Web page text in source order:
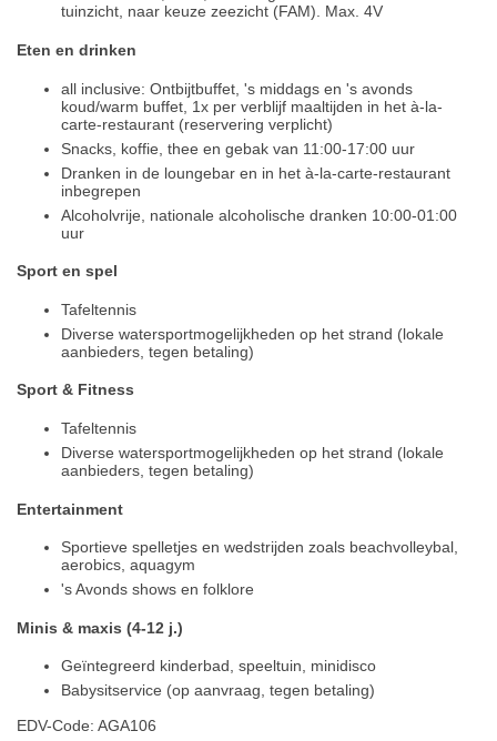
tuinzicht, naar keuze zeezicht (FAM). Max. 4V
Eten en drinken
all inclusive: Ontbijtbuffet, 's middags en 's avonds
koud/warm buffet, 1x per verblijf maaltijden in het à-la-
carte-restaurant (reservering verplicht)
Snacks, koffie, thee en gebak van 11:00-17:00 uur
Dranken in de loungebar en in het à-la-carte-restaurant
inbegrepen
Alcoholvrije, nationale alcoholische dranken 10:00-01:00
uur
Sport en spel
Tafeltennis
Diverse watersportmogelijkheden op het strand (lokale
aanbieders, tegen betaling)
Sport & Fitness
Tafeltennis
Diverse watersportmogelijkheden op het strand (lokale
aanbieders, tegen betaling)
Entertainment
Sportieve spelletjes en wedstrijden zoals beachvolleybal,
aerobics, aquagym
's Avonds shows en folklore
Minis & maxis (4-12 j.)
Geïntegreerd kinderbad, speeltuin, minidisco
Babysitservice (op aanvraag, tegen betaling)
EDV-Code: AGA106